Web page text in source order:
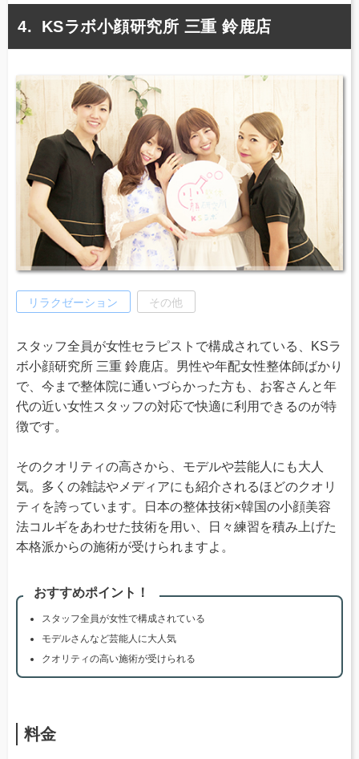
KSラボ小顔研究所 三重 鈴鹿店
リラクゼーション その他
スタッフ全員が女性セラピストで構成されている、KSラ
ボ小顔研究所 三重 鈴鹿店。男性や年配女性整体師ばかり
で、今まで整体院に通いづらかった方も、お客さんと年
代の近い女性スタッフの対応で快適に利用できるのが特
徴です。
そのクオリティの高さから、モデルや芸能人にも大人
気。多くの雑誌やメディアにも紹介されるほどのクオリ
ティを誇っています。日本の整体技術×韓国の小顔美容
法コルギをあわせた技術を用い、日々練習を積み上げた
本格派からの施術が受けられますよ。
おすすめポイント！
スタッフ全員が女性で構成されている
モデルさんなど芸能人に大人気
クオリティの高い施術が受けられる
料金